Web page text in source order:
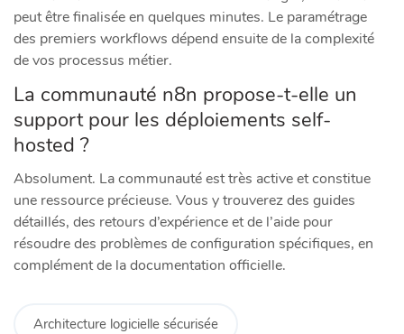
peut être finalisée en quelques minutes. Le paramétrage
des premiers workflows dépend ensuite de la complexité
de vos processus métier.
La communauté n8n propose-t-elle un
support pour les déploiements self-
hosted ?
Absolument. La communauté est très active et constitue
une ressource précieuse. Vous y trouverez des guides
détaillés, des retours d’expérience et de l’aide pour
résoudre des problèmes de configuration spécifiques, en
complément de la documentation officielle.
Architecture logicielle sécurisée